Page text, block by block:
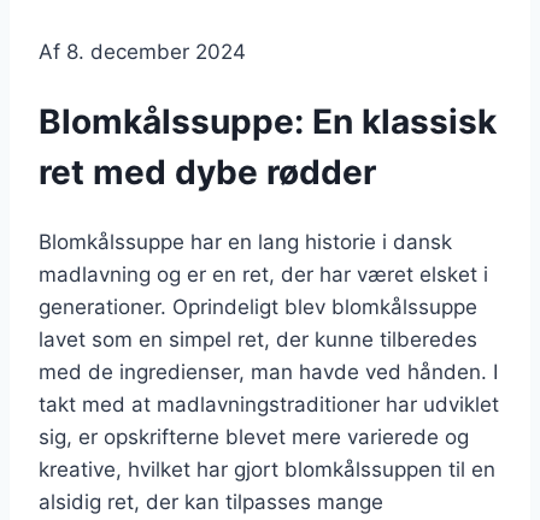
Af 8. december 2024
Blomkålssuppe: En klassisk
ret med dybe rødder
Blomkålssuppe har en lang historie i dansk
madlavning og er en ret, der har været elsket i
generationer. Oprindeligt blev blomkålssuppe
lavet som en simpel ret, der kunne tilberedes
med de ingredienser, man havde ved hånden. I
takt med at madlavningstraditioner har udviklet
sig, er opskrifterne blevet mere varierede og
kreative, hvilket har gjort blomkålssuppen til en
alsidig ret, der kan tilpasses mange